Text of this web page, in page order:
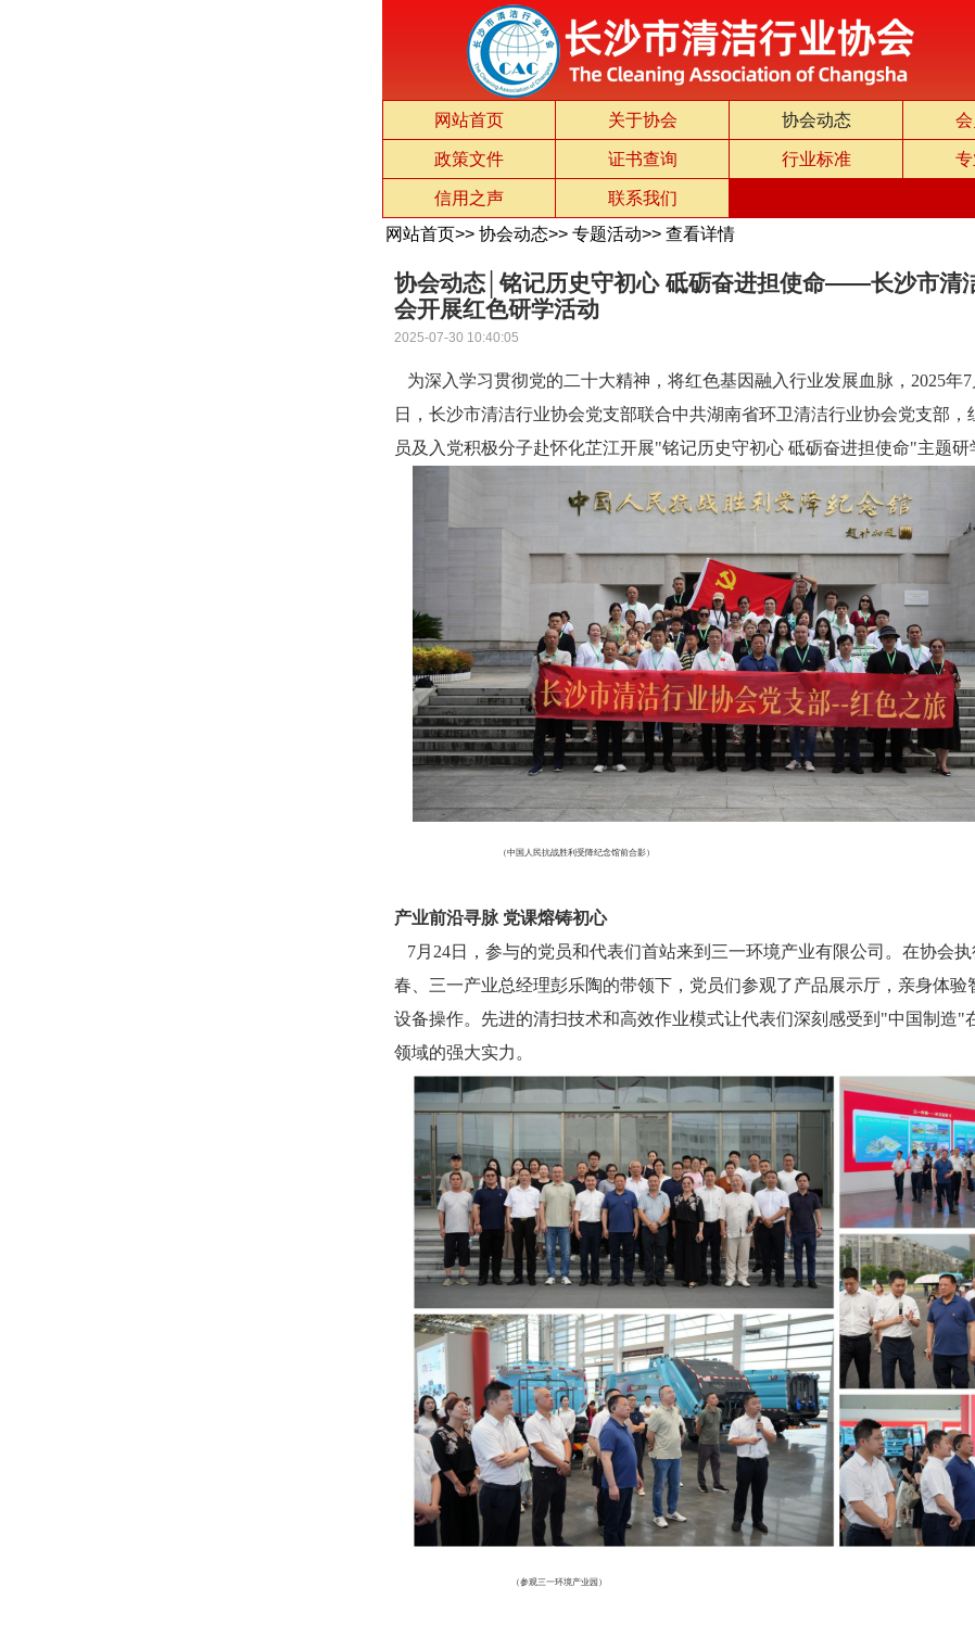
网站首页 关于协会 协会动态
政策文件 证书查询 行业标准 专
信用之声
联系我们
网站首页>> 协会动态>> 专题活动>> 查看详情
协会动态│铭记历史守初心 砥砺奋进担使命——长沙市清
会开展红色研学活动
2025-07-30 10:40:05
为深入学习贯彻党的二十大精神，将红色基因融入行业发展血脉， 2025年
日，长沙市清洁行业协会党支部联合中共湖南省环卫清洁行业协会党支部，
员及入党积极分子赴怀化芷江开展"铭记历史守初心 砥砺奋进担使命"主题研
（中国人民抗战胜利受降纪念馆前合影）
产业前沿寻脉 党课熔铸初心
7月24日，参与的党员和代表们首站来到三一环境产业有限公司。在协会
春、三一产业总经理彭乐陶的带领下，党员们参观了产品展示厅，亲身体验
设备操作。先进的清扫技术和高效作业模式让代表们深刻感受到"中国制造"
领域的强大实力。
（参观三一环境产业园）